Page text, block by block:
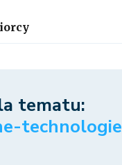
tematu:
technologie